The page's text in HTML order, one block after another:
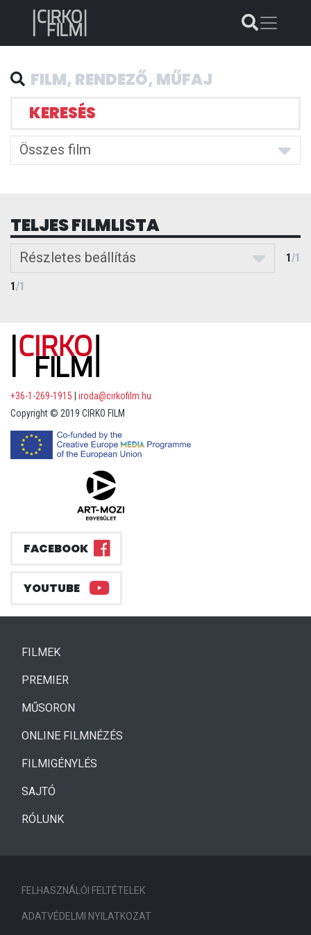
KERESÉS
Összes film
TELJES FILMLISTA
Részletes beállítás 1/1
1/1
+36-1-269-1915
iroda@cirkofilm.hu
Copyright © 2019 CIRKO FILM
FACEBOOK
YOUTUBE
FILMEK(CURRENT)
PREMIER
MŰSORON
ONLINE FILMNÉZÉS
FILMIGÉNYLÉS
SAJTÓ
RÓLUNK
FELHASZNÁLÓI FELTÉTELEK
ADATVÉDELMI NYILATKOZAT